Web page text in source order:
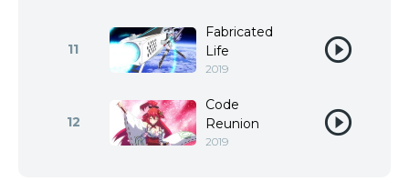
11
Fabricated
Life
2019
12
Code
Reunion
2019